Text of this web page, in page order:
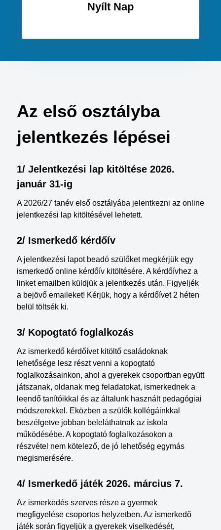
Nyílt Nap
Az első osztályba
jelentkezés lépései
1/ Jelentkezési lap kitöltése 2026.
január 31-ig
A 2026/27 tanév első osztályába jelentkezni az online
jelentkezési lap kitöltésével lehetett.
2/ Ismerkedő kérdőív
A jelentkezési lapot beadó szülőket megkérjük egy
ismerkedő online kérdőív kitöltésére. A kérdőívhez a
linket emailben küldjük a jelentkezés után. Figyeljék
a bejövő emaileket! Kérjük, hogy a kérdőívet 2 héten
belül töltsék ki.
3/ Kopogtató foglalkozás
Az ismerkedő kérdőívet kitöltő családoknak
lehetősége lesz részt venni a kopogtató
foglalkozásainkon, ahol a gyerekek csoportban együtt
játszanak, oldanak meg feladatokat, ismerkednek a
leendő tanítóikkal és az általunk használt pedagógiai
módszerekkel. Eközben a szülők kollégáinkkal
beszélgetve jobban beleláthatnak az iskola
működésébe. A kopogtató foglalkozásokon a
részvétel nem kötelező, de jó lehetőség egymás
megismerésére.
4/ Ismerkedő játék 2026. március 7.
Az ismerkedés szerves része a gyermek
megfigyelése csoportos helyzetben. Az ismerkedő
játék során figyeljük a gyerekek viselkedését,